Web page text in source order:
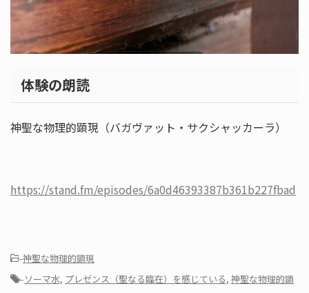
体験の朗読
神聖な物理的顕現（バガヴァット・サクシャッカーラ）
https://stand.fm/episodes/6a0d46393387b361b227fbad
-神聖な物理的顕現
-ソーマ水, プレゼンス（聖なる臨在）を感じている, 神聖な物理的顕